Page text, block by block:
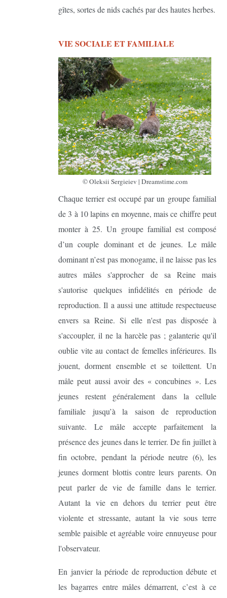
gîtes, sortes de nids cachés par des hautes herbes.
VIE SOCIALE ET FAMILIALE
©Oleksii Sergieiev | Dreamstime.com
Chaque terrier est occupé par un groupe familial
de 3 à 10 lapins en moyenne, mais ce chiffre peut
monter à 25. Un groupe familial est composé
d’un couple dominant et de jeunes. Le mâle
dominant n’est pas monogame, il ne laisse pas les
autres mâles s'approcher de sa Reine mais
s'autorise quelques infidélités en période de
reproduction. Il a aussi une attitude respectueuse
envers sa Reine. Si elle n'est pas disposée à
s'accoupler, il ne la harcèle pas ; galanterie qu'il
oublie vite au contact de femelles inférieures. Ils
jouent, dorment ensemble et se toilettent. Un
mâle peut aussi avoir des « concubines ». Les
jeunes restent généralement dans la cellule
familiale jusqu’à la saison de reproduction
suivante. Le mâle accepte parfaitement la
présence des jeunes dans le terrier. De fin juillet à
fin octobre, pendant la période neutre (6), les
jeunes dorment blottis contre leurs parents. On
peut parler de vie de famille dans le terrier.
Autant la vie en dehors du terrier peut être
violente et stressante, autant la vie sous terre
semble paisible et agréable voire ennuyeuse pour
l'observateur.
En janvier la période de reproduction débute et
les bagarres entre mâles démarrent, c’est à ce